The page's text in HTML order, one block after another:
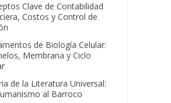
Clave de Contabilidad
Costos y Control de
de Biología Celular:
Membrana y Ciclo
de la Literatura Universal:
al Barroco